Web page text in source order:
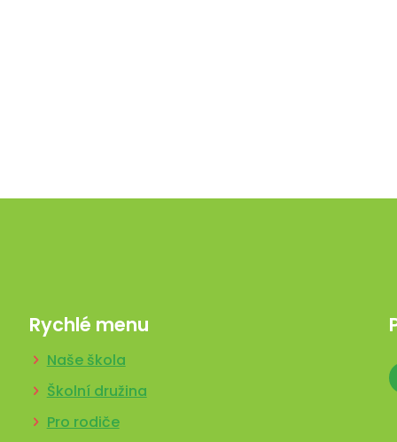
Rychlé menu
Naše škola
Školní družina
Pro rodiče